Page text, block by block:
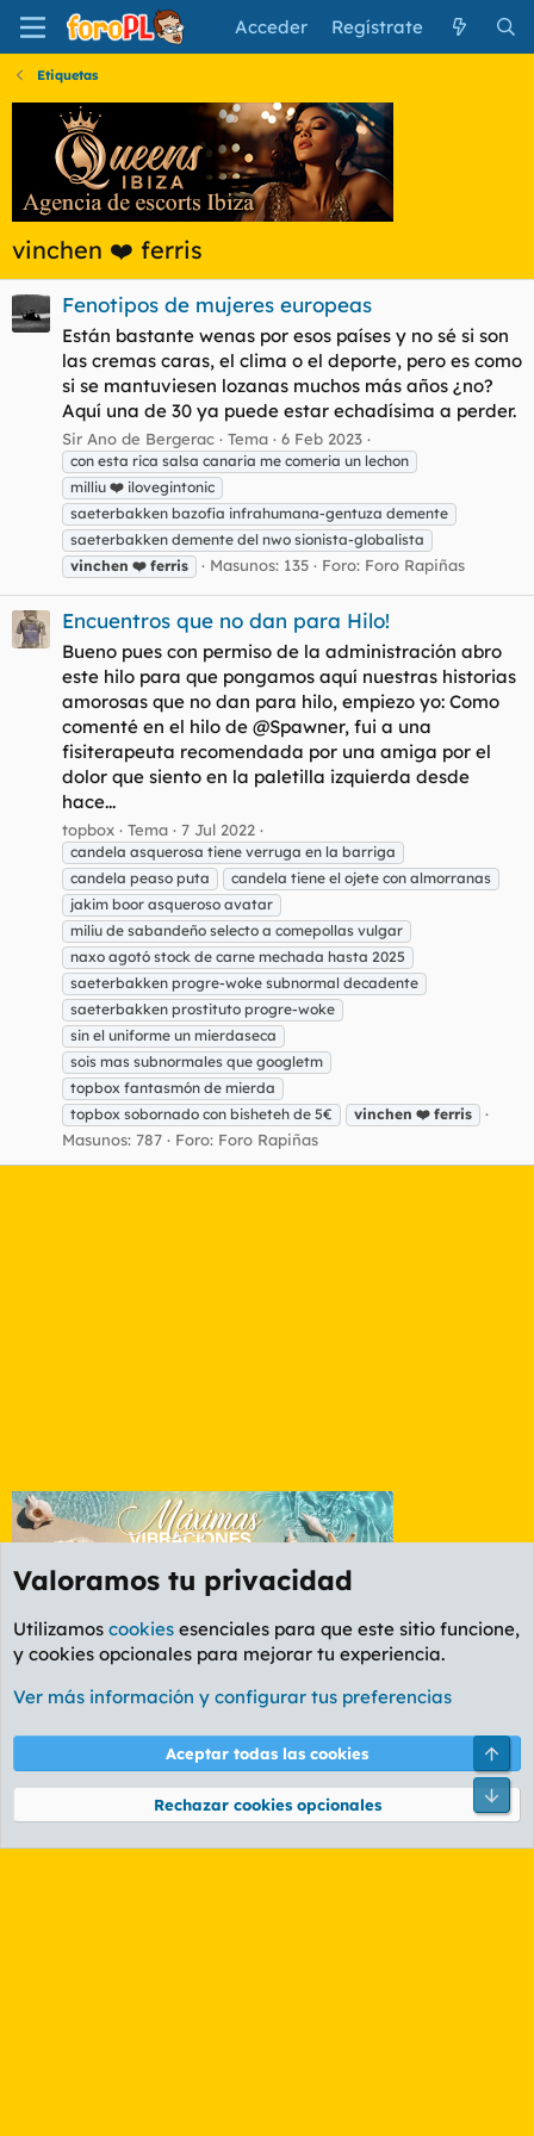
Acceder Regístrate
Etiquetas
vinchen ❤️ ferris
Fenotipos de mujeres europeas
Están bastante wenas por esos países y no sé si son
las cremas caras, el clima o el deporte, pero es como
si se mantuviesen lozanas muchos más años ¿no?
Aquí una de 30 ya puede estar echadísima a perder.
Sir Ano de Bergerac Tema 6 Feb 2023
con esta rica salsa canaria me comeria un lechon
milliu ❤️ ilovegintonic
saeterbakken bazofia infrahumana-gentuza demente
saeterbakken demente del nwo sionista-globalista
vinchen ❤️ ferris Masunos: 135 Foro: Foro Rapiñas
Encuentros que no dan para Hilo!
Bueno pues con permiso de la administración abro
este hilo para que pongamos aquí nuestras historias
amorosas que no dan para hilo, empiezo yo: Como
comenté en el hilo de @Spawner, fui a una
fisiterapeuta recomendada por una amiga por el
dolor que siento en la paletilla izquierda desde
hace...
topbox Tema 7 Jul 2022
candela asquerosa tiene verruga en la barriga
candela peaso puta
candela tiene el ojete con almorranas
jakim boor asqueroso avatar
miliu de sabandeño selecto a comepollas vulgar
naxo agotó stock de carne mechada hasta 2025
saeterbakken progre-woke subnormal decadente
saeterbakken prostituto progre-woke
sin el uniforme un mierdaseca
sois mas subnormales que googletm
topbox fantasmón de mierda
topbox sobornado con bisheteh de 5€
vinchen ❤️ ferris
Masunos: 787 Foro: Foro Rapiñas
Etiquetas
Cookies
PL OLDSTYLE AMARILLO
Términos y reglas Política de privacidad Ayuda
Community platform by XenForo® © 2010-2026 XenForo Ltd.
Valoramos tu privacidad
Utilizamos cookies esenciales para que este sitio funcione,
y cookies opcionales para mejorar tu experiencia.
Ver más información y configurar tus preferencias
Aceptar todas las cookies
Rechazar cookies opcionales
Pie